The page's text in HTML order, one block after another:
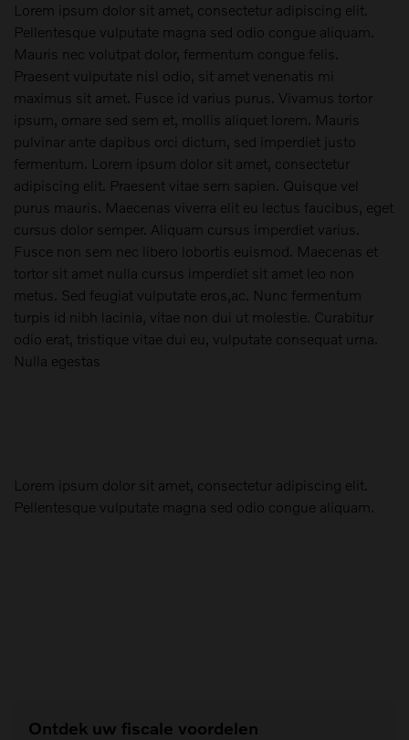
Lorem ipsum dolor sit amet, consectetur adipiscing elit.
Pellentesque vulputate magna sed odio congue aliquam.
Mauris nec volutpat dolor, fermentum congue felis.
Praesent vulputate nisl odio, sit amet venenatis mi
maximus sit amet. Fusce id varius purus. Vivamus tortor
ipsum, ornare sed sem et, mollis aliquet lorem. Mauris
pulvinar ante dapibus orci dictum, sed imperdiet justo
fermentum. Lorem ipsum dolor sit amet, consectetur
adipiscing elit. Praesent vitae sem sapien. Quisque vel
purus mauris. Maecenas viverra elit eu lectus faucibus, eget
cursus dolor semper. Aliquam cursus imperdiet varius.
Fusce non sem nec libero lobortis euismod. Maecenas et
tortor sit amet nulla cursus imperdiet sit amet leo non
metus. Sed feugiat vulputate eros,ac. Nunc fermentum
turpis id nibh lacinia, vitae non dui ut molestie. Curabitur
odio erat, tristique vitae dui eu, vulputate consequat urna.
Nulla egestas
Lorem ipsum dolor sit amet, consectetur adipiscing elit.
Pellentesque vulputate magna sed odio congue aliquam.
Ontdek uw fiscale voordelen